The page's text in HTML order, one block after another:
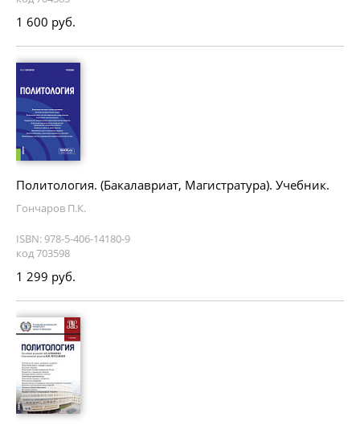
1 600 руб.
Политология. (Бакалавриат, Магистратура). Учебник.
Гончаров П.К.
ISBN: 978-5-406-14180-9
код 703598
1 299 руб.